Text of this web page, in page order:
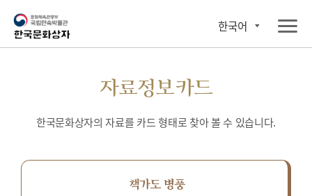
한국어
자료정보카드
한국문화상자의 자료를 카드 형태로 찾아 볼 수 있습니다.
책가도 병풍